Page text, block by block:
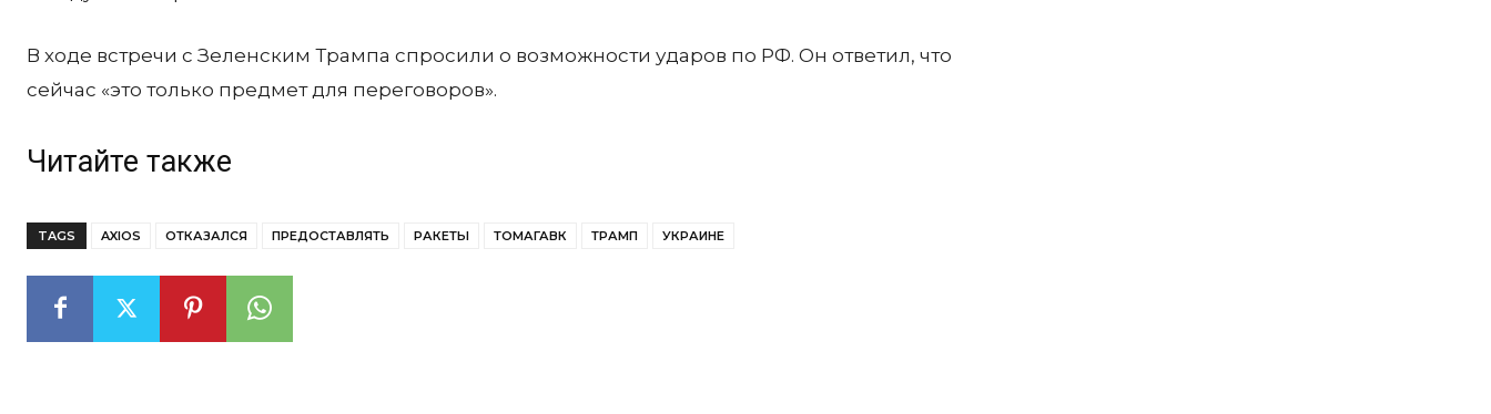
В ходе встречи с Зеленским Трампа спросили о возможности ударов по РФ. Он ответил, что
сейчас «это только предмет для переговоров».
Читайте также
TAGS AXIOS ОТКАЗАЛСЯ ПРЕДОСТАВЛЯТЬ РАКЕТЫ ТОМАГАВК ТРАМП УКРАИНЕ